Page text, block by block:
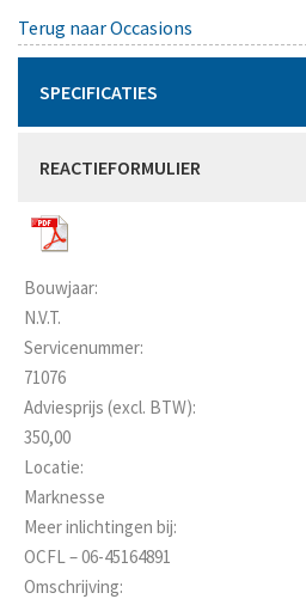
Terug naar Occasions
SPECIFICATIES
REACTIEFORMULIER
Bouwjaar:
N.V.T.
Servicenummer:
71076
Adviesprijs (excl. BTW):
350,00
Locatie:
Marknesse
Meer inlichtingen bij:
OCFL – 06-45164891
Omschrijving: